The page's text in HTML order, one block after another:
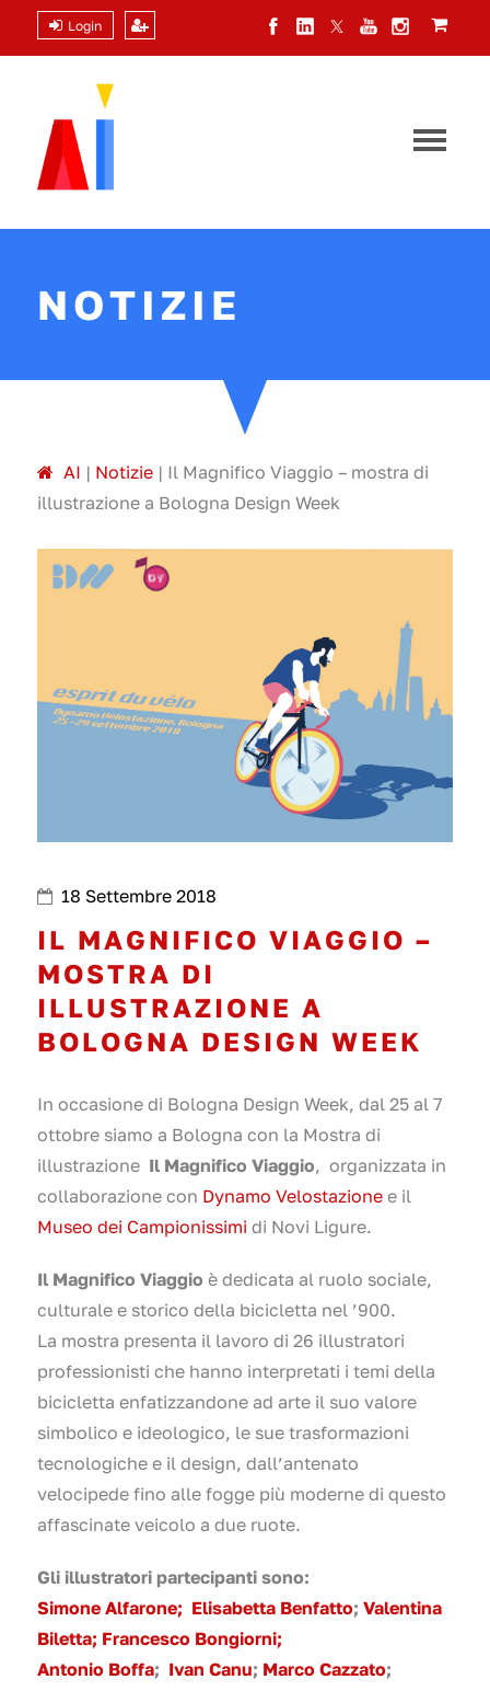
Login
NOTIZIE
AI | Notizie | Il Magnifico Viaggio – mostra di
illustrazione a Bologna Design Week
18 Settembre 2018
IL MAGNIFICO VIAGGIO –
MOSTRA DI
ILLUSTRAZIONE A
BOLOGNA DESIGN WEEK
In occasione di Bologna Design Week, dal 25 al 7
ottobre siamo a Bologna con la Mostra di
illustrazione Il Magnifico Viaggio, organizzata in
collaborazione con Dynamo Velostazione e il
Museo dei Campionissimi di Novi Ligure.
Il Magnifico Viaggio è dedicata al ruolo sociale,
culturale e storico della bicicletta nel ’900.
La mostra presenta il lavoro di 26 illustratori
professionisti che hanno interpretati i temi della
bicicletta enfatizzandone ad arte il suo valore
simbolico e ideologico, le sue trasformazioni
tecnologiche e il design, dall’antenato
velocipede fino alle fogge più moderne di questo
affascinate veicolo a due ruote.
Gli illustratori partecipanti sono:
Simone Alfarone; Elisabetta Benfatto; Valentina
Biletta; Francesco Bongiorni;
Antonio Boffa; Ivan Canu; Marco Cazzato;